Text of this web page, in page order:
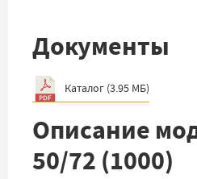
Документы
Каталог (3.95 МБ)
Описание
50/72 (1000)